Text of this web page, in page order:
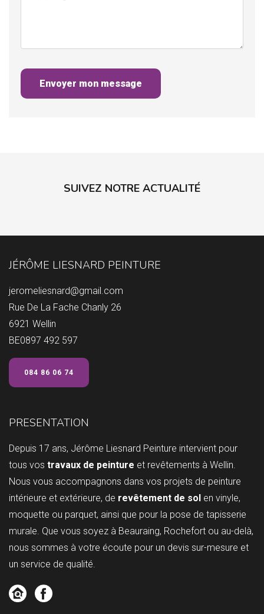
Envoyer mon message
SUIVEZ NOTRE ACTUALITÉ
JÉRÔME LIESNARD PEINTURE
jeromeliesnard@gmail.com
Rue De La Fache Chanly 26
6921 Wellin
BE0897 492 597
084 86 06 74
PRESENTATION
Depuis 17 ans, Jérôme Liesnard Peinture intervient pour
tous vos travaux de peinture et revêtements à Wellin.
Nous vous accompagnons dans vos projets de peinture
intérieure et extérieure, de revêtement de sol en vinyle,
moquette ou parquet, ainsi que pour la pose de tapisserie
murale. Que vous soyez à Beauraing, Rochefort ou au-delà,
nous sommes à votre écoute pour un devis sur-mesure et
un service de qualité.